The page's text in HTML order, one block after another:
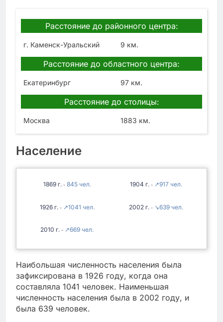
Расстояние до районного центра:
г. Каменск-Уральский 9 км.
Расстояние до областного центра:
Екатеринбург 97 км.
Расстояние до столицы:
Москва 1883 км.
Население
1869 - 845 1904 - ↗917
1926 - ↗1041 2002 - ↘639
2010 - ↗669
Наибольшая численность населения была
зафиксирована в 1926 году, когда она
составляла 1041 человек. Наименьшая
численность населения была в 2002 году, и
была 639 человек.